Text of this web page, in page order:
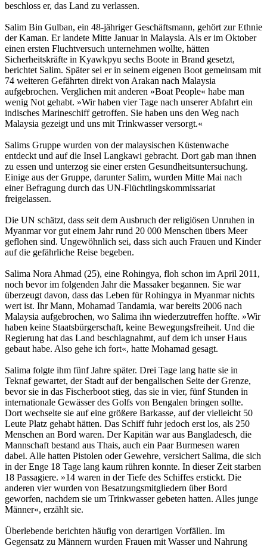
beschloss er, das Land zu verlassen.
Salim Bin Gulban, ein 48-jähriger Geschäftsmann, gehört zur Ethnie
der Kaman. Er landete Mitte Januar in Malaysia. Als er im Oktober
einen ersten Fluchtversuch unternehmen wollte, hätten
Sicherheitskräfte in Kyawkpyu sechs Boote in Brand gesetzt,
berichtet Salim. Später sei er in seinem eigenen Boot gemeinsam mit
74 weiteren Gefährten direkt von Arakan nach Malaysia
aufgebrochen. Verglichen mit anderen »Boat People« habe man
wenig Not gehabt. »Wir haben vier Tage nach unserer Abfahrt ein
indisches Marineschiff getroffen. Sie haben uns den Weg nach
Malaysia gezeigt und uns mit Trinkwasser versorgt.«
Salims Gruppe wurden von der malaysischen Küstenwache
entdeckt und auf die Insel Langkawi gebracht. Dort gab man ihnen
zu essen und unterzog sie einer ersten Gesundheitsuntersuchung.
Einige aus der Gruppe, darunter Salim, wurden Mitte Mai nach
einer Befragung durch das UN-Flüchtlingskommissariat
freigelassen.
Die UN schätzt, dass seit dem Ausbruch der religiösen Unruhen in
Myanmar vor gut einem Jahr rund 20 000 Menschen übers Meer
geflohen sind. Ungewöhnlich sei, dass sich auch Frauen und Kinder
auf die gefährliche Reise begeben.
Salima Nora Ahmad (25), eine Rohingya, floh schon im April 2011,
noch bevor im folgenden Jahr die Massaker begannen. Sie war
überzeugt davon, dass das Leben für Rohingya in Myanmar nichts
wert ist. Ihr Mann, Mohamad Tandamia, war bereits 2006 nach
Malaysia aufgebrochen, wo Salima ihn wiederzutreffen hoffte. »Wir
haben keine Staatsbürgerschaft, keine Bewegungsfreiheit. Und die
Regierung hat das Land beschlagnahmt, auf dem ich unser Haus
gebaut habe. Also gehe ich fort«, hatte Mohamad gesagt.
Salima folgte ihm fünf Jahre später. Drei Tage lang hatte sie in
Teknaf gewartet, der Stadt auf der bengalischen Seite der Grenze,
bevor sie in das Fischerboot stieg, das sie in vier, fünf Stunden in
internationale Gewässer des Golfs von Bengalen bringen sollte.
Dort wechselte sie auf eine größere Barkasse, auf der vielleicht 50
Leute Platz gehabt hätten. Das Schiff fuhr jedoch erst los, als 250
Menschen an Bord waren. Der Kapitän war aus Bangladesch, die
Mannschaft bestand aus Thais, auch ein Paar Burmesen waren
dabei. Alle hatten Pistolen oder Gewehre, versichert Salima, die sich
in der Enge 18 Tage lang kaum rühren konnte. In dieser Zeit starben
18 Passagiere. »14 waren in der Tiefe des Schiffes erstickt. Die
anderen vier wurden von Besatzungsmitgliedern über Bord
geworfen, nachdem sie um Trinkwasser gebeten hatten. Alles junge
Männer«, erzählt sie.
Überlebende berichten häufig von derartigen Vorfällen. Im
Gegensatz zu Männern wurden Frauen mit Wasser und Nahrung